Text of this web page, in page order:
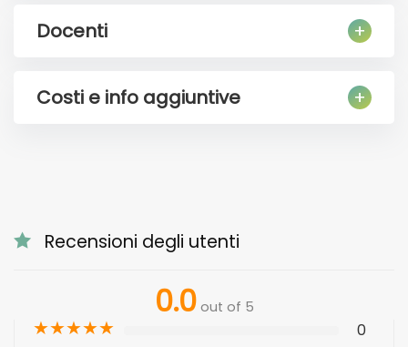
Docenti
Costi e info aggiuntive
Recensioni degli utenti
0.0 out of 5
★★★★★ 0